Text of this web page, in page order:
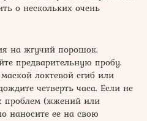
о нескольких очень
на жгучий порошок.
предварительную пробу.
локтевой сгиб или
четверть часа. Если не
проблем (жжений или
наносите ее на свою